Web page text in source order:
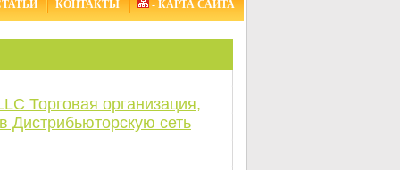
КОНТАКТЫ - КАРТА САЙТА
Торговая организация,
сеть